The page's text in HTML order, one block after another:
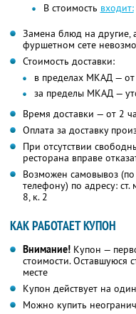
В стоимость входит:
Замена блюд на другие,
фуршетном сете
Стоимость доставки:
в пределах МКАД —
за пределы МКАД —
Время доставки — от 2
Оплата за доставку
При отсутствии
ресторана вправе
Возможен самовывоз
телефону) по адресу:
8, к. 2
КАК РАБОТАЕТ КУПОН
Внимание! Купон —
стоимости. Оставшуюся
месте
Купон действует на
Можно купить